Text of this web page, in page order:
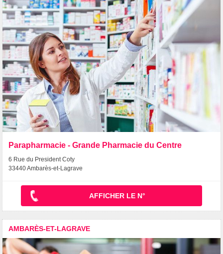
Parapharmacie - Grande Pharmacie du Centre
6 Rue du President Coty
33440 Ambarès-et-Lagrave
AFFICHER LE N°
AMBARÈS-ET-LAGRAVE